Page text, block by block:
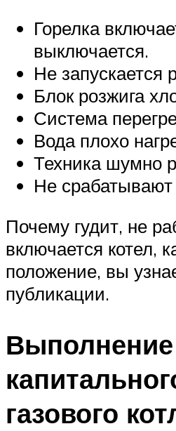
Горелка
выключается.
Не запускается
Блок розжига
Система
Вода плохо
Техника шумно
Не срабатывают
Почему гудит, не
включается котел,
положение, вы
публикации.
Выполнение
газового